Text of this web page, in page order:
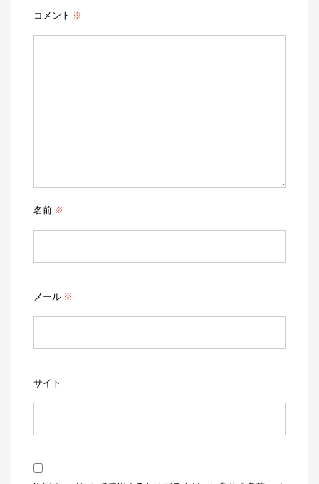
コメント ※
名前 ※
メール ※
サイト